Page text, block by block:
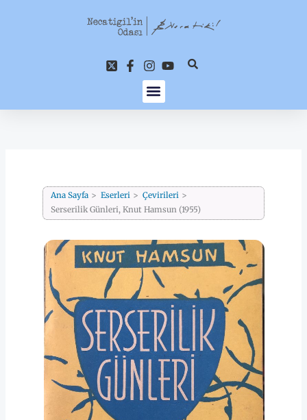
Ana Sayfa Eserleri
Çevirileri
Serserilik Günleri, Knut Hamsun (1955)